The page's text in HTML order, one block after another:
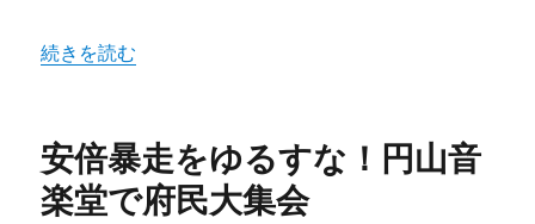
“あふれる熱気！会場いっぱいの300人青年のパフォーマ
続きを読む
安倍暴走をゆるすな！円山音
楽堂で府民大集会